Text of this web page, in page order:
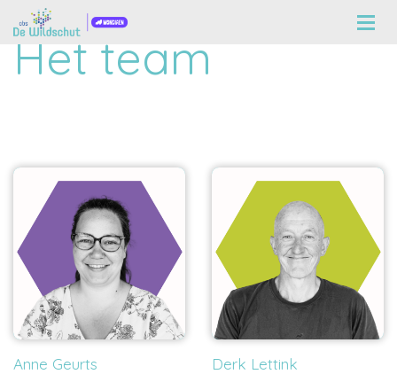
Het team
Anne Geurts Derk Lettink